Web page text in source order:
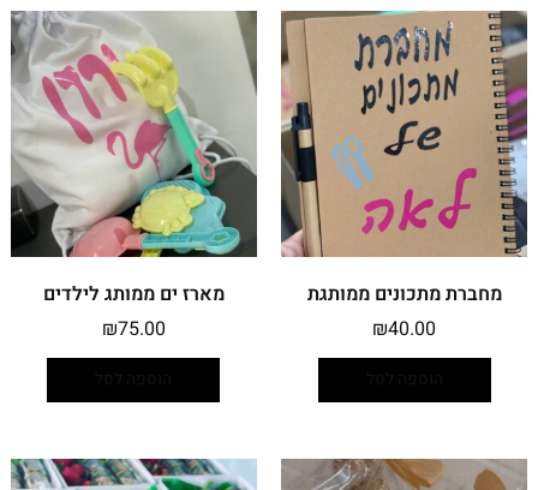
מחברת מתכונים ממותגת
₪40.00
מארז ים ממותג לילדים
₪75.00